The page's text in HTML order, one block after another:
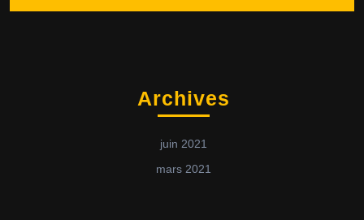
Archives
juin 2021
mars 2021